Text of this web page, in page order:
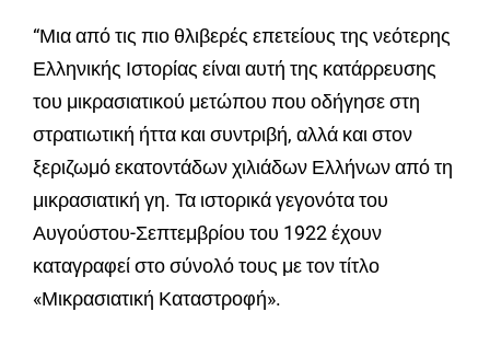
“Μια από τις πιο θλιβερές επετείους της νεότερης
Ελληνικής Ιστορίας είναι αυτή της κατάρρευσης
του μικρασιατικού μετώπου που οδήγησε στη
στρατιωτική ήττα και συντριβή, αλλά και στον
ξεριζωμό εκατοντάδων χιλιάδων Ελλήνων από τη
μικρασιατική γη. Τα ιστορικά γεγονότα του
Αυγούστου-Σεπτεμβρίου του 1922 έχουν
καταγραφεί στο σύνολό τους με τον τίτλο
«Μικρασιατική Καταστροφή».